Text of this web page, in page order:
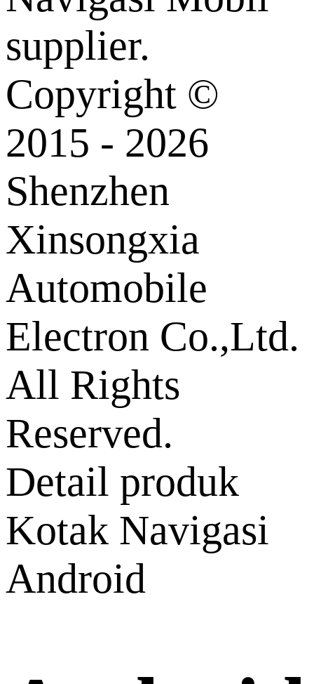
supplier.
Copyright ©
2015 - 2026
Shenzhen
Xinsongxia
Automobile
Electron Co.,Ltd.
All Rights
Reserved.
Detail produk
Kotak Navigasi
Android